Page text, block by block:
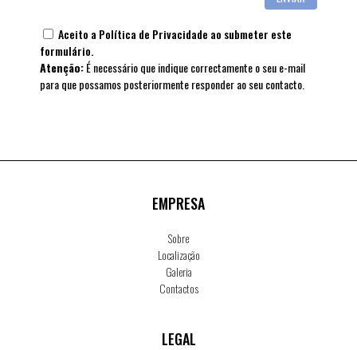
Aceito a Política de Privacidade ao submeter este
formulário.
Atenção:É necessário que indique correctamente o seu e-mail
para que possamos posteriormente responder ao seu contacto.
EMPRESA
Sobre
Localização
Galeria
Contactos
LEGAL